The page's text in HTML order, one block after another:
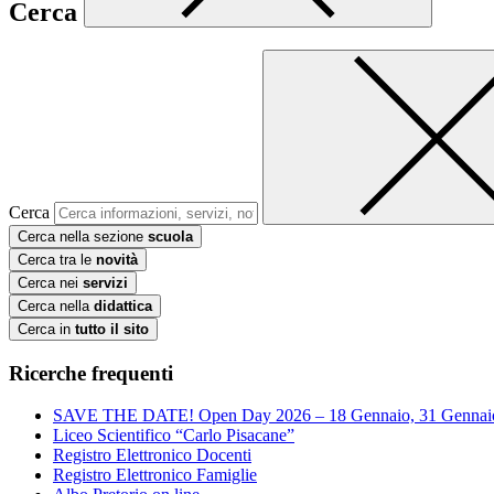
Cerca
Cerca
Cerca nella sezione scuola
Cerca tra le novità
Cerca nei servizi
Cerca nella didattica
Cerca in tutto il sito
Ricerche frequenti
SAVE THE DATE! Open Day 2026 – 18 Gennaio, 31
Liceo Scientifico “Carlo Pisacane”
Registro Elettronico Docenti
Registro Elettronico Famiglie